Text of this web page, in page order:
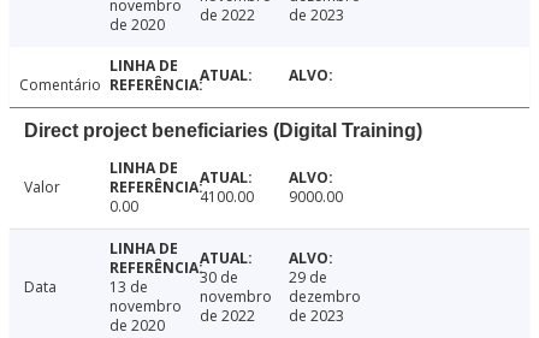
novembro
de 2020
de 2022
de 2023
Comentário
Direct project beneficiaries (Digital Training)
Valor
0.00
4100.00 9000.00
Data
13 de
novembro
de 2020
30 de
novembro
de 2022
29 de
dezembro
de 2023